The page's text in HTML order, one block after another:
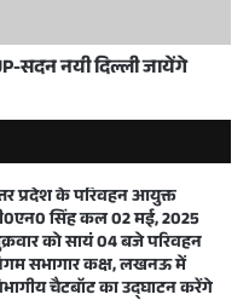
सदन नयी दिल्ली जायेंगे
प्रदेश के परिवहन आयुक्त
सिंह कल 02 मई, 2025
को सायं 04 बजे परिवहन
सभागार कक्ष, लखनऊ में
चैटबॉट का उद्घाटन करेंगे